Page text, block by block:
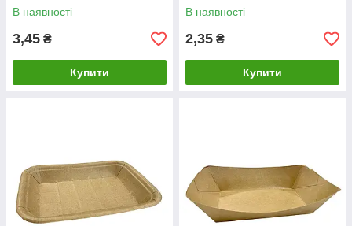
В наявності
3,45 ₴
Купити
В наявності
2,35 ₴
Купити